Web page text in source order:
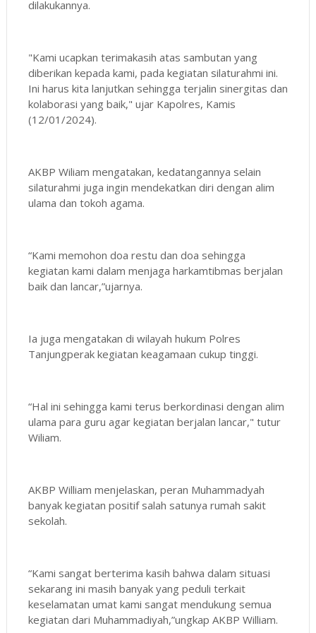
dilakukannya.
"Kami ucapkan terimakasih atas sambutan yang
diberikan kepada kami, pada kegiatan silaturahmi ini.
Ini harus kita lanjutkan sehingga terjalin sinergitas dan
kolaborasi yang baik," ujar Kapolres, Kamis
(12/01/2024).
AKBP Wiliam mengatakan, kedatangannya selain
silaturahmi juga ingin mendekatkan diri dengan alim
ulama dan tokoh agama.
“Kami memohon doa restu dan doa sehingga
kegiatan kami dalam menjaga harkamtibmas berjalan
baik dan lancar,”ujarnya.
Ia juga mengatakan di wilayah hukum Polres
Tanjungperak kegiatan keagamaan cukup tinggi.
“Hal ini sehingga kami terus berkordinasi dengan alim
ulama para guru agar kegiatan berjalan lancar," tutur
Wiliam.
AKBP William menjelaskan, peran Muhammadyah
banyak kegiatan positif salah satunya rumah sakit
sekolah.
“Kami sangat berterima kasih bahwa dalam situasi
sekarang ini masih banyak yang peduli terkait
keselamatan umat kami sangat mendukung semua
kegiatan dari Muhammadiyah,”ungkap AKBP William.